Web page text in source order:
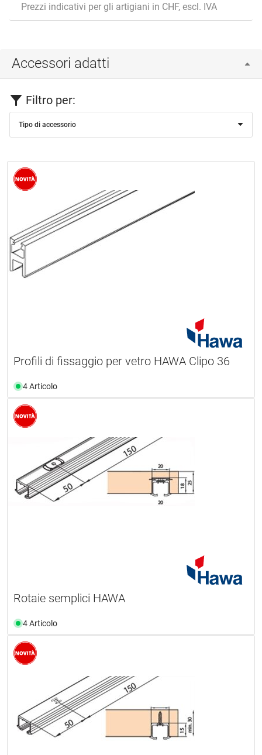
Prezzi indicativi per gli artigiani in CHF, escl. IVA
Accessori adatti
Filtro per:
Tipo di accessorio
Profili di fissaggio per vetro HAWA Clipo 36
4 Articolo
Rotaie semplici HAWA
4 Articolo